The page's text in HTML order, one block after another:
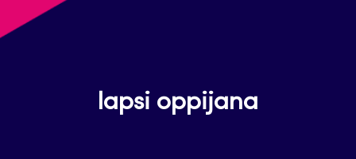
lapsi oppijana